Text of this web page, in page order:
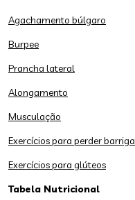
Agachamento búlgaro
Burpee
Prancha lateral
Alongamento
Musculação
Exercícios para perder barriga
Exercícios para glúteos
Tabela Nutricional